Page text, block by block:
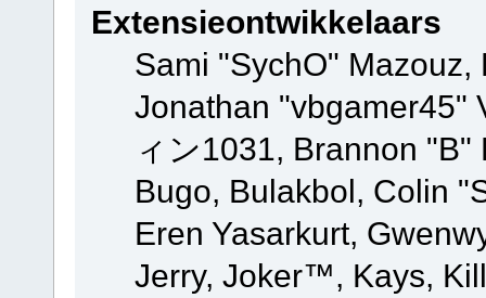
Extensieontwikkelaars
Sami "SychO"
Jonathan "vbgamer45"
ィン1031, Brannon
Bugo, Bulakbol, Colin
Eren Yasarkurt,
Jerry, Joker™, Kays,